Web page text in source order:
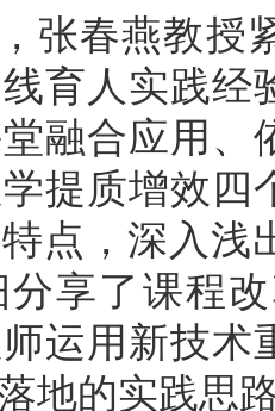
张春燕教授
育人实践经
融合应用、
提质增效四
点，深入浅
享了课程
运用新技术
地的实践思